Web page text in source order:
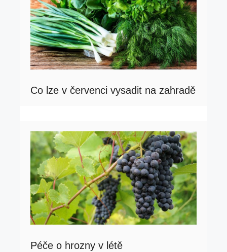
Co lze v červenci vysadit na zahradě
Péče o hrozny v létě